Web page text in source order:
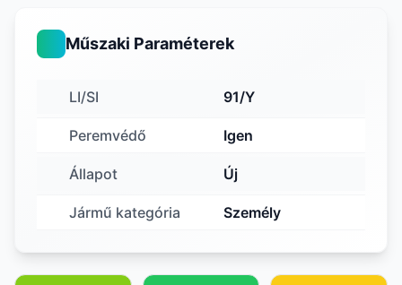
Műszaki Paraméterek
LI/SI 91/Y
Peremvédő Igen
Állapot Új
Jármű kategória Személy